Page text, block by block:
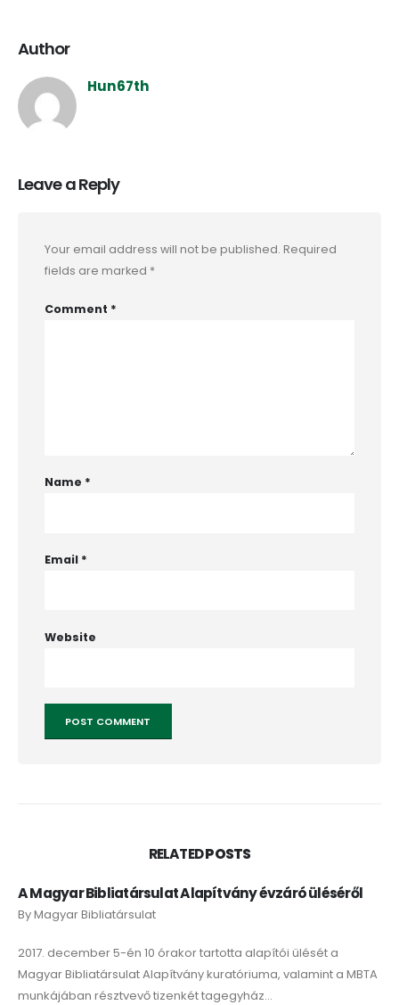
Author
Hun67th
Leave a Reply
Your email address will not be published. Required
fields are marked *
Comment *
Name *
Email *
Website
RELATEDPOSTS